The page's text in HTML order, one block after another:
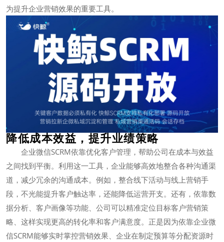
为提升企业营销效果的重要工具。
降低成本效益，提升业绩策略
企业微信SCRM依靠优化客户管理，帮助公司在成本与效益
之间找到平衡。利用这一工具，企业能够高效地整合各种沟通渠
道，减少冗余的沟通成本。例如，整合线下活动与线上营销手
段，不光能提升客户触达率，还能降低运营开支。还有，依靠数
据分析、客户画像等功能、公司可以精准定位目标客户营销策
略、这样实现更高的转化率和客户满意度。正是因为依靠企业微
信SCRM能够实时掌控营销效果、企业在制定预算等分配资源时